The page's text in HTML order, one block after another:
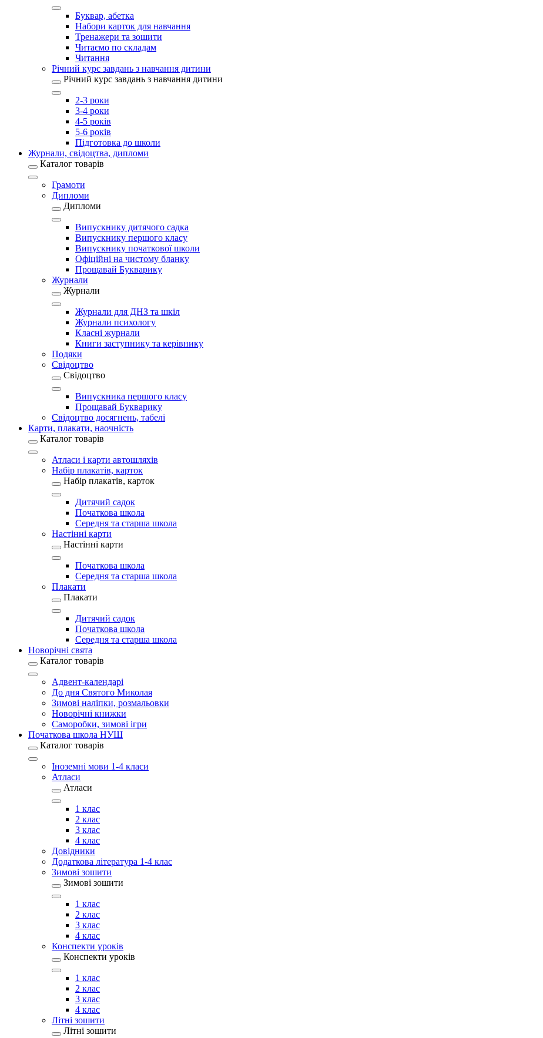
Буквар, абетка
Набори карток для навчання
Тренажери та зошити
Читаємо по складам
Читання
Річний курс завдань з навчання дитини
Річний курс завдань з навчання дитини
2-3 роки
3-4 роки
4-5 років
5-6 років
Підготовка до школи
Журнали, свідоцтва, дипломи
Каталог товарів
Грамоти
Дипломи
Дипломи
Випускнику дитячого садка
Випускнику першого класу
Випускнику початкової школи
Офіційні на чистому бланку
Прощавай Букварику
Журнали
Журнали
Журнали для ДНЗ та шкіл
Журнали психологу
Класні журнали
Книги заступнику та керівнику
Подяки
Свідоцтво
Свідоцтво
Випускника першого класу
Прощавай Букварику
Свідоцтво досягнень, табелі
Карти, плакати, наочність
Каталог товарів
Атласи і карти автошляхів
Набір плакатів, карток
Набір плакатів, карток
Дитячий садок
Початкова школа
Середня та старша школа
Настінні карти
Настінні карти
Початкова школа
Середня та старша школа
Плакати
Плакати
Дитячий садок
Початкова школа
Середня та старша школа
Новорічні свята
Каталог товарів
Адвент-календарі
До дня Святого Миколая
Зимові наліпки, розмальовки
Новорічні книжки
Саморобки, зимові ігри
Початкова школа НУШ
Каталог товарів
Іноземні мови 1-4 класи
Атласи
Атласи
1 клас
2 клас
3 клас
4 клас
Довідники
Додаткова література 1-4 клас
Зимові зошити
Зимові зошити
1 клас
2 клас
3 клас
4 клас
Конспекти уроків
Конспекти уроків
1 клас
2 клас
3 клас
4 клас
Літні зошити
Літні зошити